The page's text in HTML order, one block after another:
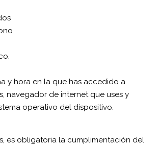
y hora en la que has accedido a
navegador de internet que uses y
operativo del dispositivo.
es obligatoria la cumplimentación del